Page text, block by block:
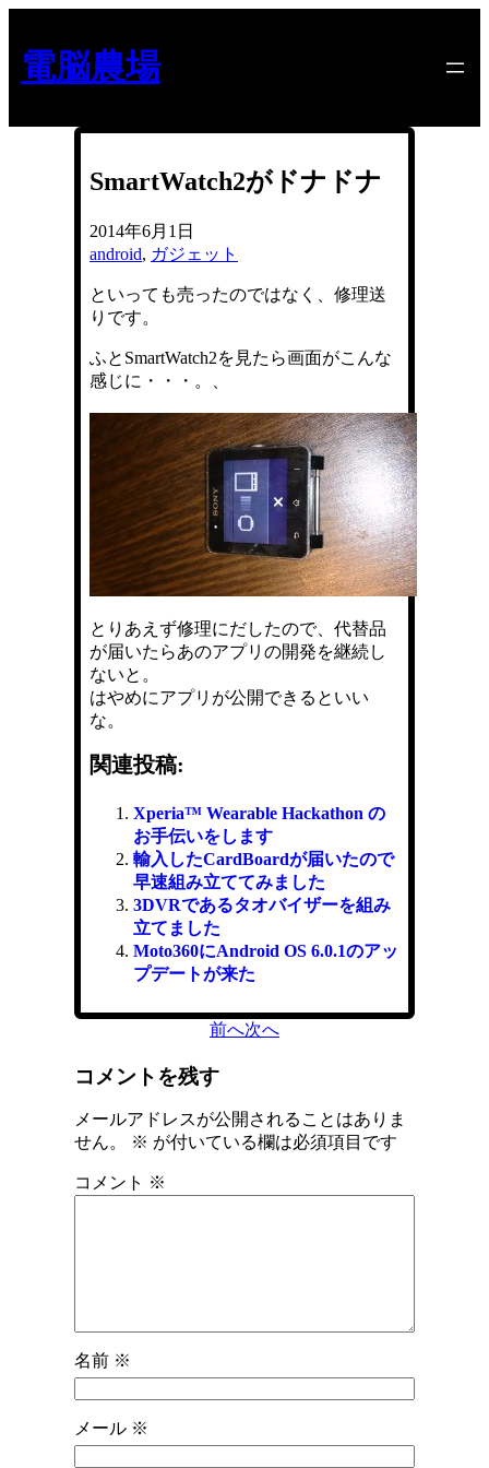
を
ス
ッ
電脳農場
SmartWatch2がドナドナ
2014年6月1日
android, ガジェット
といっても売ったのではなく、修理送
りです。
ふとSmartWatch2を見たら画面がこんな
感じに・・・。、
とりあえず修理にだしたので、代替品
が届いたらあのアプリの開発を継続し
ないと。
はやめにアプリが公開できるといい
な。
関連投稿:
Xperia™ Wearable Hackathon の
お手伝いをします
輸入したCardBoardが届いたので
早速組み立ててみました
3DVRであるタオバイザーを組み
立てました
Moto360にAndroid OS 6.0.1のアッ
プデートが来た
前へ次へ
コメントを残す
メールアドレスが公開されることはありま
せん。
※ が付いている欄は必須項目です
コメント ※
名前 ※
メール ※